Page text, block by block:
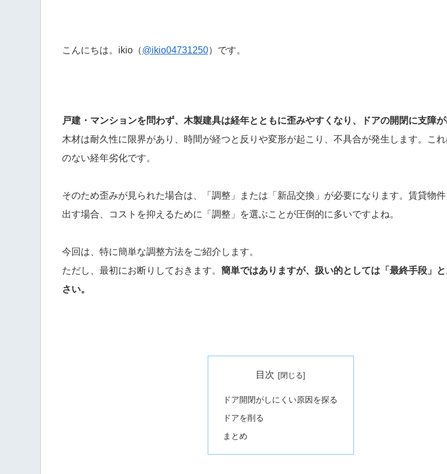
こんにちは。ikio（@ikio04731250）です。
戸建・マンションを問わず、木製建具は経年とともに歪みやすくなり、ドアの開閉に支障が
木材は耐久性に限界があり、時間が経つと反りや変形が起こり、不具合が発生します。これ
のない経年劣化です。
そのため歪みが見られた場合は、「調整」または「新品交換」が必要になります。賃貸物
出す場合、コストを抑えるために「調整」を選ぶことが圧倒的に多いですよね。
今回は、特に簡単な調整方法をご紹介します。
ただし、最初にお断りしておきます。 簡単ではありますが、扱い的としては「最終手段」
さい。
目次
ドア開閉がしにくい原因を探る
ドアを削る
まとめ